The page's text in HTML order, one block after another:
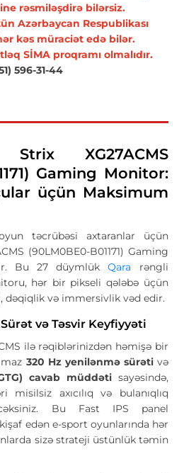
rəsmiləşdirə bilərsiz.
Azərbaycan Respublikası
kəs müraciət edə bilər.
SİMA proqramı olmalıdır.
596-31-44
XG27ACMS
Gaming Monitor:
üçün Maksimum
təcrübəsi axtaranlar üçün
(90LM0BE0-B01171) Gaming
Bu 27 düymlükQara rəngli
hər bir pikseli qələbə üçün
dəqiqlik və immersivlik vəd edir.
və Təsvir Keyfiyyəti
ilə rəqiblərinizdən həmişə bir
320 Hz yenilənmə sürətivə
cavab müddətisayəsində,
misilsiz axıcılıq və bulanıqlıq
Bu Fast IPS panel
edən e-sport oyunlarında hər
sizə strateji üstünlük təmin